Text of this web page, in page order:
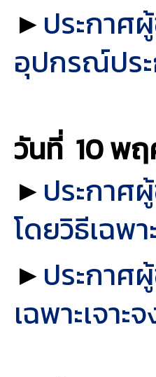
►ประกาศ
อุปกรณ์ประ
วันที่ 10 พ
►ประกาศ
โดยวิธีเฉพา
►ประกาศ
เฉพาะเจาะ